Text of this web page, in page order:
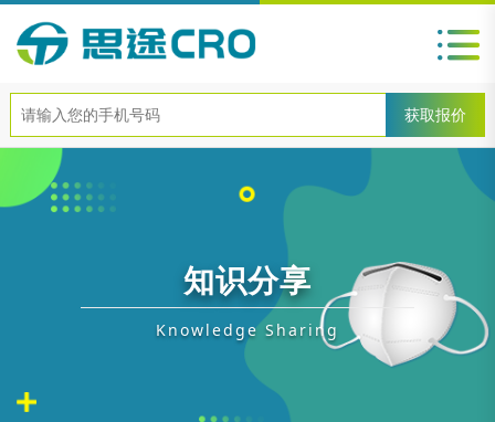
知识分享
Knowledge Sharing